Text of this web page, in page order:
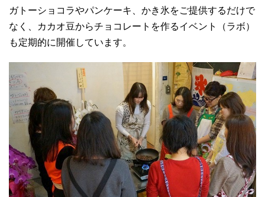
ガトーショコラやパンケーキ、かき氷をご提供するだけで
なく、カカオ豆からチョコレートを作るイベント（ラボ）
も定期的に開催しています。